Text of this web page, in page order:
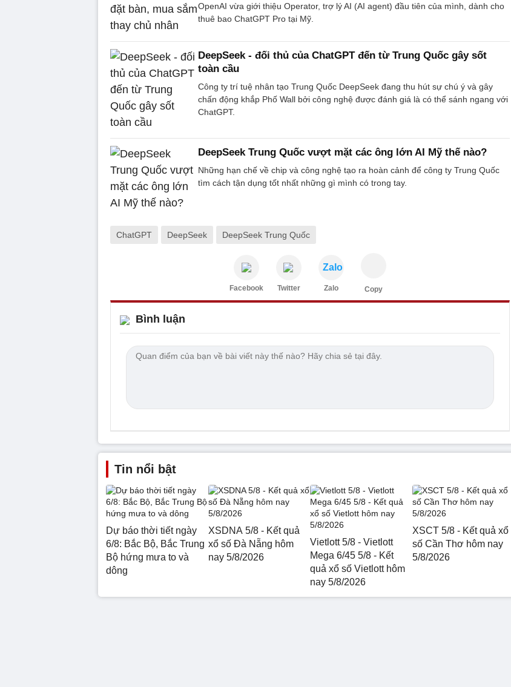
OpenAI vừa giới thiệu Operator, trợ lý AI (AI agent) đầu tiên của mình, dành cho
thuê bao ChatGPT Pro tại Mỹ.
DeepSeek - đối thủ của ChatGPT đến từ Trung Quốc gây sốt
toàn cầu
Công ty trí tuệ nhân tạo Trung Quốc DeepSeek đang thu hút sự chú ý và gây
chấn động khắp Phố Wall bởi công nghệ được đánh giá là có thể sánh ngang với
ChatGPT.
DeepSeek Trung Quốc vượt mặt các ông lớn AI Mỹ thế nào?
Những hạn chế về chip và công nghệ tạo ra hoàn cảnh để công ty Trung Quốc
tìm cách tận dụng tốt nhất những gì mình có trong tay.
ChatGPT DeepSeek DeepSeek Trung Quốc
Facebook Twitter
Zalo
Zalo Copy
Bình luận
Tin nổi bật
Dự báo thời tiết ngày
6/8: Bắc Bộ, Bắc Trung
Bộ hứng mưa to và
dông
XSDNA 5/8 - Kết quả
xổ số Đà Nẵng hôm
nay 5/8/2026
Vietlott 5/8 - Vietlott
Mega 6/45 5/8 - Kết
quả xổ số Vietlott hôm
nay 5/8/2026
XSCT 5/8 - Kết quả xổ
số Cần Thơ hôm nay
5/8/2026